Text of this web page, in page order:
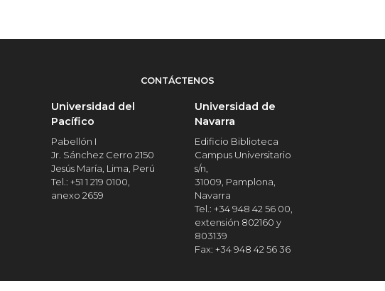
CONTÁCTENOS
Universidad del
Pacífico
Pabellón I
Jr. Sánchez Cerro 2150
Jesús María, Lima, Perú
Tel.: +51 1 219 0100,
anexo 2659
Universidad de
Navarra
Edificio Biblioteca
Campus Universitario
s/n,
31009, Pamplona,
Navarra
Tel.: +34 948 42 56 00,
extensión 802160 y
803139
Fax: +34 948 42 56 36